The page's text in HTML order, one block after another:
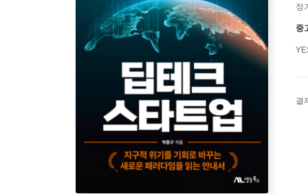
정
중
결